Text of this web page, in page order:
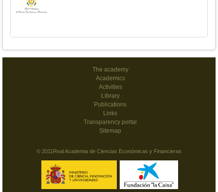
The academy
Academics
Activities
Library
Publications
Links
Transparency portal
Sitemap
© 2011Real Academia de Ciencias Económicas y Financieras